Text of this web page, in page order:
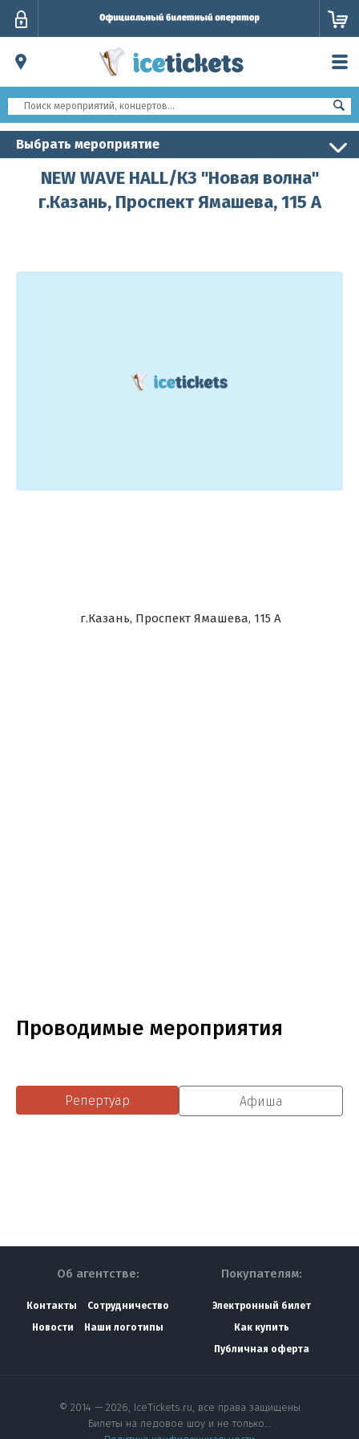
Выбрать мероприятие
NEW WAVE HALL/КЗ "Новая волна"
г.Казань, Проспект Ямашева, 115 А
г.Казань, Проспект Ямашева, 115 А
Проводимые мероприятия
Репертуар Афиша
Об агентстве:
Контакты
Сотрудничество
Новости
Наши логотипы
Покупателям:
Электронный билет
Как купить
Публичная оферта
© 2014 — 2026, IceTickets.ru, все права защищены
Билеты на ледовое шоу и не только…